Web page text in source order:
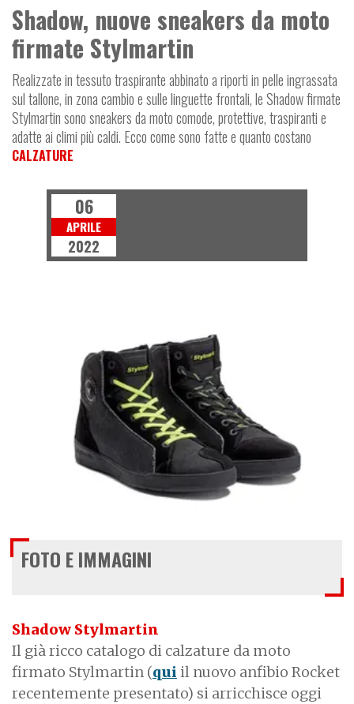
Shadow, nuove sneakers da moto
firmate Stylmartin
Realizzate in tessuto traspirante abbinato a riporti in pelle ingrassata
sul tallone, in zona cambio e sulle linguette frontali, le Shadow firmate
Stylmartin sono sneakers da moto comode, protettive, traspiranti e
adatte ai climi più caldi. Ecco come sono fatte e quanto costano
CALZATURE
06
APRILE
2022
FOTO E IMMAGINI
Shadow Stylmartin
Il già ricco catalogo di calzature da moto
firmato Stylmartin (qui il nuovo anfibio Rocket
recentemente presentato) si arricchisce oggi